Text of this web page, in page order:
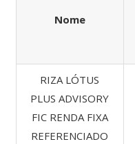
Nome
RIZA LÓTUS
PLUS ADVISORY
FIC RENDA FIXA
REFERENCIADO